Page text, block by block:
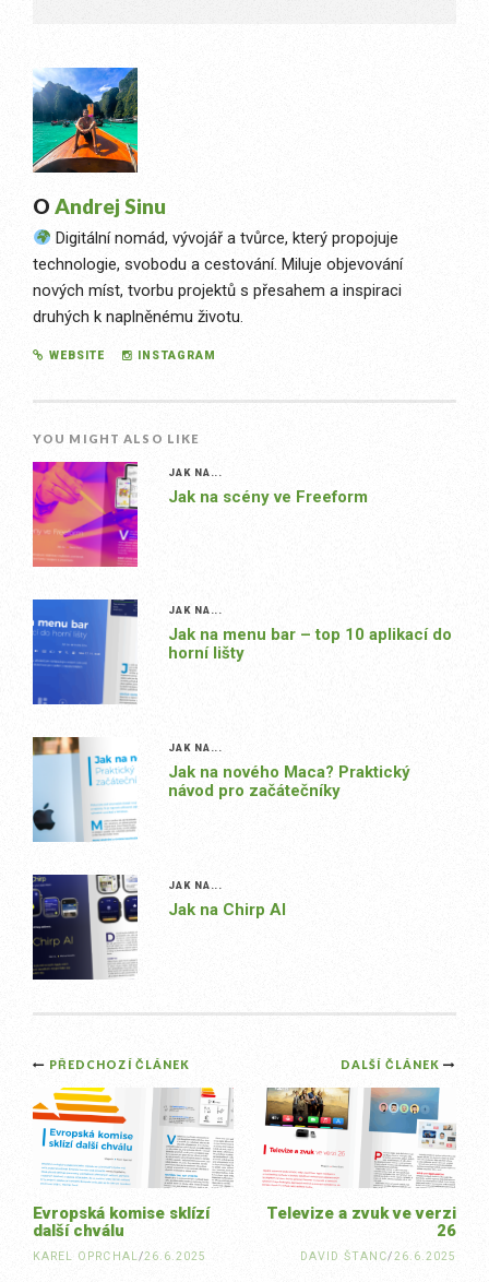
O Andrej Sinu
Digitální nomád, vývojář a tvůrce, který propojuje
technologie, svobodu a cestování. Miluje objevování
nových míst, tvorbu projektů s přesahem a inspiraci
druhých k naplněnému životu.
WEBSITE INSTAGRAM
YOU MIGHT ALSO LIKE
JAK NA...
Jak na scény ve Freeform
JAK NA...
Jak na menu bar – top 10 aplikací do
horní lišty
JAK NA...
Jak na nového Maca? Praktický
návod pro začátečníky
JAK NA...
Jak na Chirp AI
Post
navigation
DALŠÍ ČLÁNEK
Televize a zvuk ve verzi
26
DAVID ŠTANC/26.6.2025
PŘEDCHOZÍ ČLÁNEK
Evropská komise sklízí
další chválu
KAREL OPRCHAL/26.6.2025